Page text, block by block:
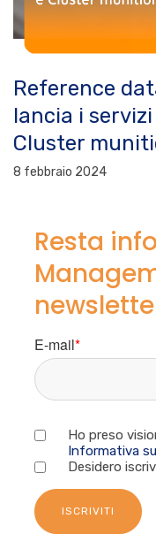
Reference
lancia i
Cluster
8 febbraio 2024
Resta
E-mail*
Ho preso
Informativa
Desidero